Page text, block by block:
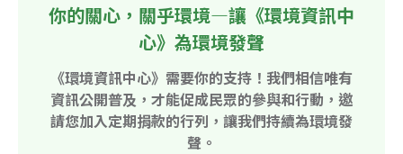
你的關心，關乎環境—讓《環境資訊中
心》為環境發聲
《環境資訊中心》需要你的支持！我們相信唯有
資訊公開普及，才能促成民眾的參與和行動，邀
請您加入定期捐款的行列，讓我們持續為環境發
聲。